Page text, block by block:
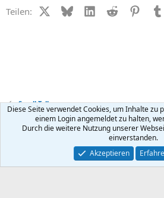
Teilen: X (Twitter)
BlueskyLinkedIn
Reddit
Small Talk
Kontakt Nutzungsbedingungen
Community platform by XenForo ® © 2010-2026
Diese Seite verwendet Cookies, um Inhalte zu
einem Login angemeldet zu halten,
Durch die weitere Nutzung unserer
einverstanden.
Akzeptieren